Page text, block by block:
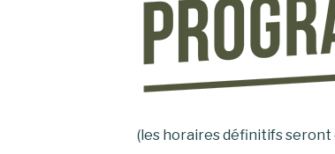
(les horaires définitifs seront